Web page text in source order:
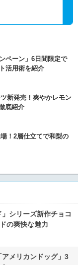
ペーン」6日間限定で
活用術を紹介
新発売！爽やかレモン
底紹介
！2層仕立てで和梨の
シリーズ新作チョコ
の爽快な魅力
アメリカンドッグ」3